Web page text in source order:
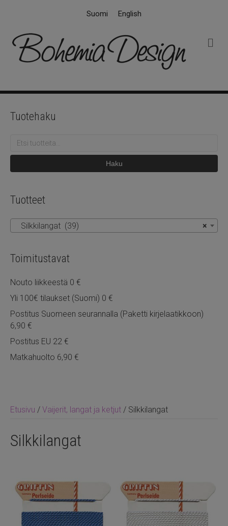
Suomi English
k
Etusivu / Vaijerit, langat ja ketjut / Silkkilangat
Silkkilangat
Tuotehaku
Etsi:
Haku
Tuotteet
×
Silkkilangat (39)
Toimitustavat
Nouto liikkeestä 0 €
Yli 100€ tilaukset (Suomi) 0 €
Postitus Suomeen seurannalla (Paketti kirjelaatikkoon)
6,90 €
Postitus EU 22 €
Matkahuolto 6,90 €